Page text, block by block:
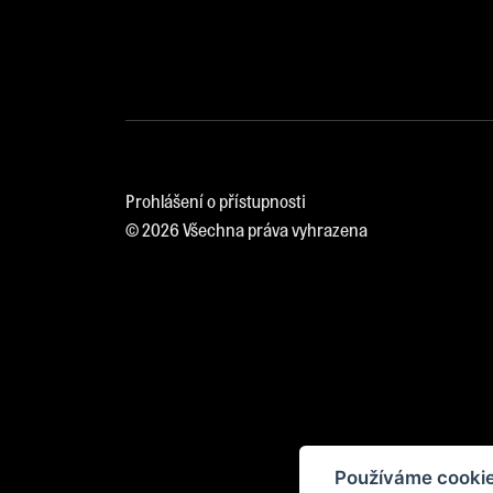
Prohlášení o přístupnosti
© 2026 Všechna práva vyhrazena
Používáme